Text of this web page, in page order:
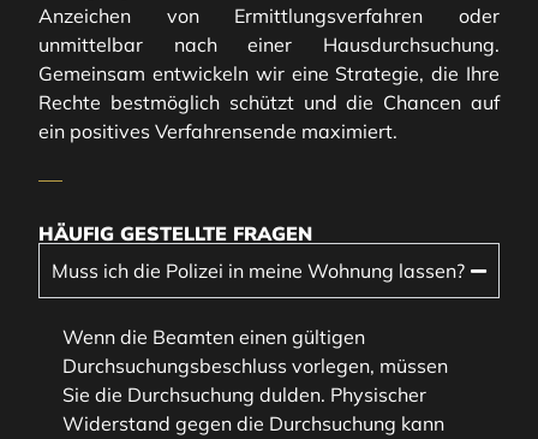
Anzeichen von Ermittlungsverfahren oder
unmittelbar nach einer Hausdurchsuchung.
Gemeinsam entwickeln wir eine Strategie, die Ihre
Rechte bestmöglich schützt und die Chancen auf
ein positives Verfahrensende maximiert.
HÄUFIG GESTELLTE FRAGEN
Muss ich die Polizei in meine Wohnung lassen?
Wenn die Beamten einen gültigen
Durchsuchungsbeschluss vorlegen, müssen
Sie die Durchsuchung dulden. Physischer
Widerstand gegen die Durchsuchung kann